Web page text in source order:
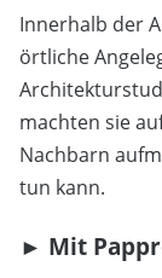
Innerhalb der
örtliche
machten sie
Nachbarn
tun kann.
► Mit